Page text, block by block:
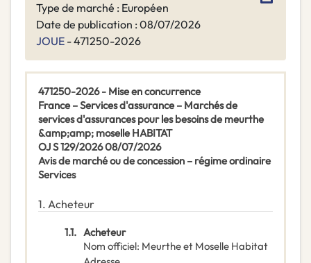
Type de marché : Européen
Date de publication : 08/07/2026
JOUE - 471250-2026
471250-2026 - Mise en concurrence
France – Services d'assurance – Marchés de
services d'assurances pour les besoins de meurthe
&amp;amp; moselle HABITAT
OJ S 129/2026 08/07/2026
Avis de marché ou de concession – régime ordinaire
Services
1. Acheteur
1.1. Acheteur
Nom officiel: Meurthe et Moselle Habitat